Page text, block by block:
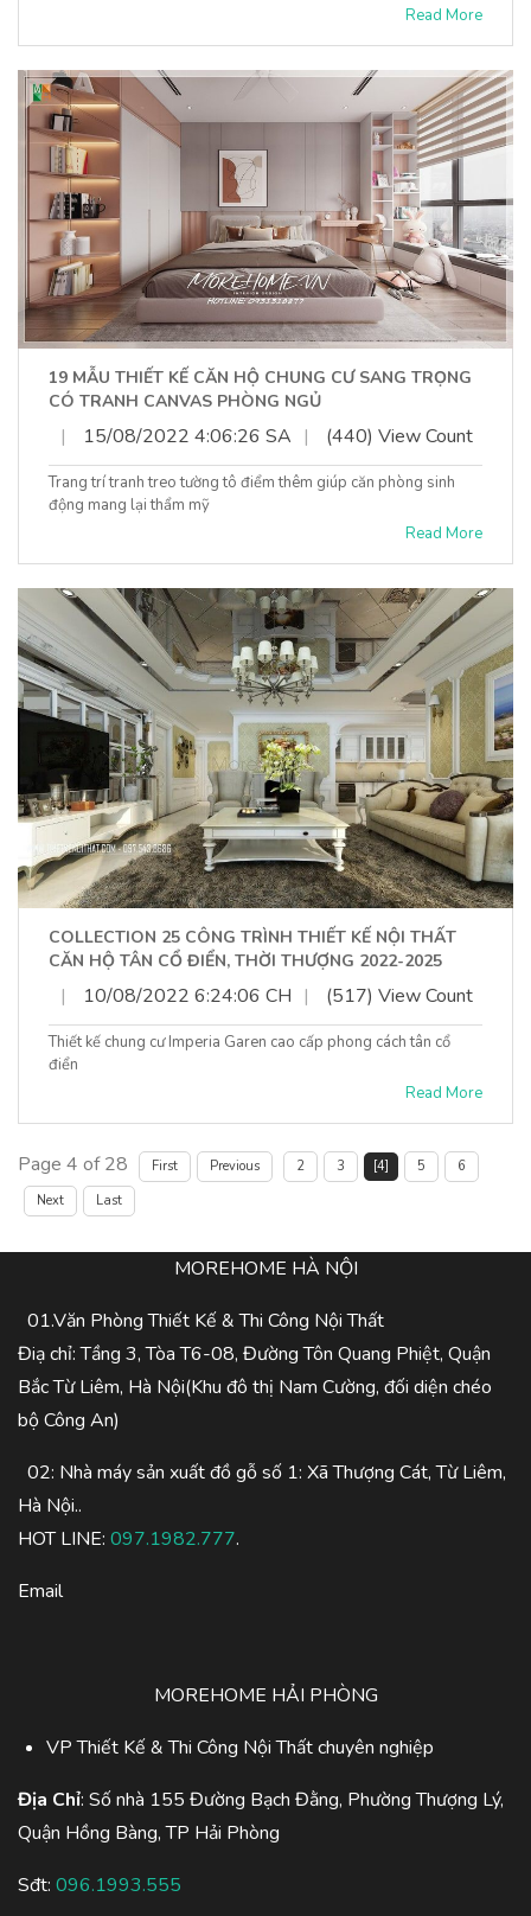
Read More
19 MẪU THIẾT KẾ CĂN HỘ CHUNG CƯ SANG TRỌNG
CÓ TRANH CANVAS PHÒNG NGỦ
| 15/08/2022 4:06:26 SA | (440) View Count
Trang trí tranh treo tường tô điểm thêm giúp căn phòng sinh
động mang lại thẩm mỹ
Read More
COLLECTION 25 CÔNG TRÌNH THIẾT KẾ NỘI THẤT
CĂN HỘ TÂN CỔ ĐIỂN, THỜI THƯỢNG 2022-2025
| 10/08/2022 6:24:06 CH | (517) View Count
Thiết kế chung cư Imperia Garen cao cấp phong cách tân cổ
điển
Read More
Page 4 of 28 First Previous 2 3 [4] 5
6
Next
Last
MOREHOME HÀ NỘI
01.Văn Phòng Thiết Kế & Thi Công Nội Thất
Điạ chỉ: Tầng 3, Tòa T6-08, Đường Tôn Quang Phiệt, Quận
Bắc Từ Liêm, Hà Nội(Khu đô thị Nam Cường, đối diện chéo
bộ Công An)
02: Nhà máy sản xuất đồ gỗ số 1: Xã Thượng Cát, Từ Liêm,
Hà Nội..
HOT LINE: 097.1982.777.
Email
MOREHOME HẢI PHÒNG
VP Thiết Kế & Thi Công Nội Thất chuyên nghiệp
Địa Chỉ: Số nhà 155 Đường Bạch Đằng, Phường Thượng Lý,
Quận Hồng Bàng, TP Hải Phòng
Sđt: 096.1993.555